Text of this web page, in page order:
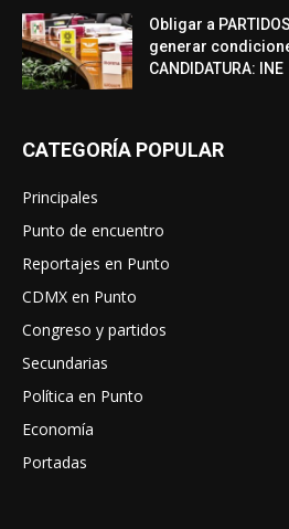
Obligar a
generar
CANDIDATURA: INE
CATEGORÍA POPULAR
Principales
Punto de encuentro
Reportajes en Punto
CDMX en Punto
Congreso y partidos
Secundarias
Política en Punto
Economía
Portadas